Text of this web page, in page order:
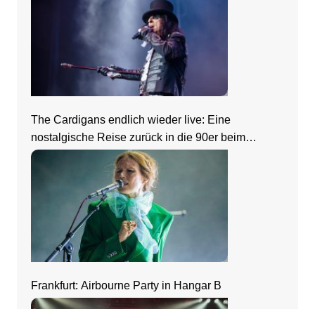
The Cardigans endlich wieder live: Eine
nostalgische Reise zurück in die 90er beim
Zeltfestival Rhein-Neckar
Frankfurt: Airbourne Party in Hangar B